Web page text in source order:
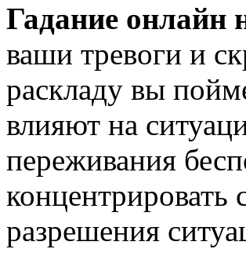
Гадание онлайн
ваши тревоги и
раскладу вы
влияют на
переживания
концентрировать
разрешения